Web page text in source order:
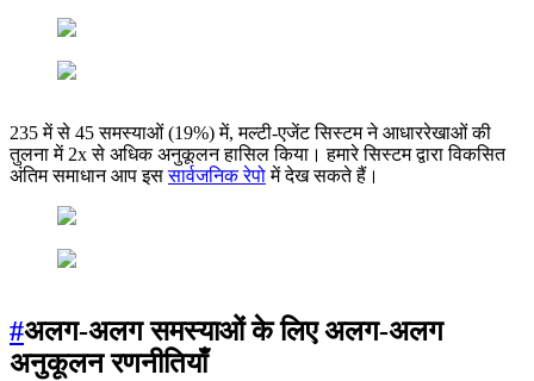
235 में से 45 समस्याओं (19%) में, मल्टी-एजेंट सिस्टम ने आधाररेखाओं की
तुलना में 2x से अधिक अनुकूलन हासिल किया। हमारे सिस्टम द्वारा विकसित
अंतिम समाधान आप इससार्वजनिक रेपोमें देख सकते हैं।
#अलग-अलग समस्याओं के लिए अलग-अलग
अनुकूलन रणनीतियाँ